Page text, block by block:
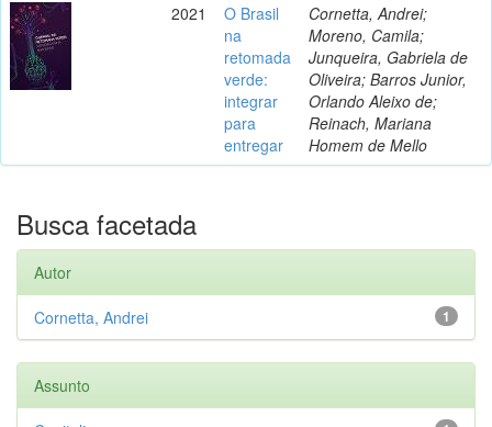
2021
O Brasil
na
retomada
verde:
integrar
para
entregar
Cornetta, Andrei;
Moreno, Camila;
Junqueira, Gabriela de
Oliveira; Barros Junior,
Orlando Aleixo de;
Reinach, Mariana
Homem de Mello
Busca facetada
Autor
1
Cornetta, Andrei
Assunto